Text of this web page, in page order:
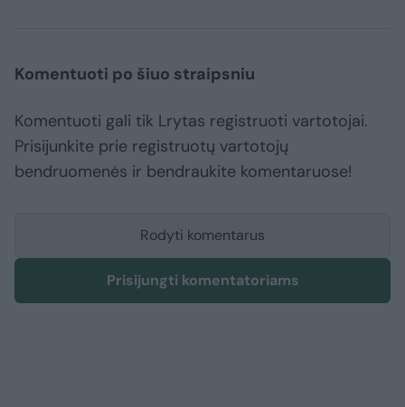
Komentuoti po šiuo straipsniu
Komentuoti gali tik Lrytas registruoti vartotojai.
Prisijunkite prie registruotų vartotojų
bendruomenės ir bendraukite komentaruose!
Rodyti komentarus
Prisijungti komentatoriams